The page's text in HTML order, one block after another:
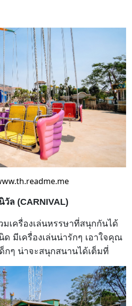
ล (CARNIVAL)
เครื่องเล่นหรรษาที่สนุกกันได้
มีเครื่องเล่นน่ารักๆ เอาใจคุณ
กๆ น่าจะสนุกสนานได้เต็มที่